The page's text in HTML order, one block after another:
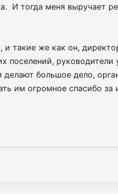
И тогда меня выручает
и такие же как он,
поселений,
делают большое дело,
им огромное спасибо за